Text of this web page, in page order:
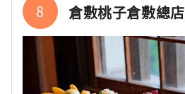
8 倉敷桃子倉敷總店